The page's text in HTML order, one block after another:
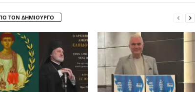
ΤΟΝ ΔΗΜΙΟΥΡΓΟ